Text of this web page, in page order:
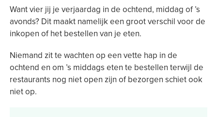
Want vier jij je verjaardag in de ochtend, middag of ’s
avonds? Dit maakt namelijk een groot verschil voor de
inkopen of het bestellen van je eten.
Niemand zit te wachten op een vette hap in de
ochtend en om ’s middags eten te bestellen terwijl de
restaurants nog niet open zijn of bezorgen schiet ook
niet op.